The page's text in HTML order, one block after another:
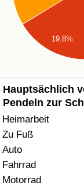
19.8%
Hauptsächlich
Pendeln zur
Heimarbeit
Zu Fuß
Auto
Fahrrad
Motorrad